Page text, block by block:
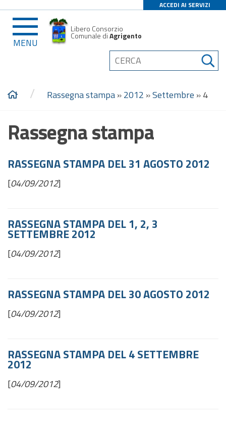
ACCEDI AI SERVIZI
MENU
Libero Consorzio
Comunale diAgrigento
/ Rassegna stampa»2012 »Settembre »4
Rassegna stampa
RASSEGNA STAMPA DEL 31 AGOSTO 2012
[04/09/2012]
RASSEGNA STAMPA DEL 1, 2, 3
SETTEMBRE 2012
[04/09/2012]
RASSEGNA STAMPA DEL 30 AGOSTO 2012
[04/09/2012]
RASSEGNA STAMPA DEL 4 SETTEMBRE
2012
[04/09/2012]